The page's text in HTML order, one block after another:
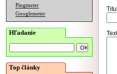
Pingmeter
Googlemeter
Hľadanie
Top články